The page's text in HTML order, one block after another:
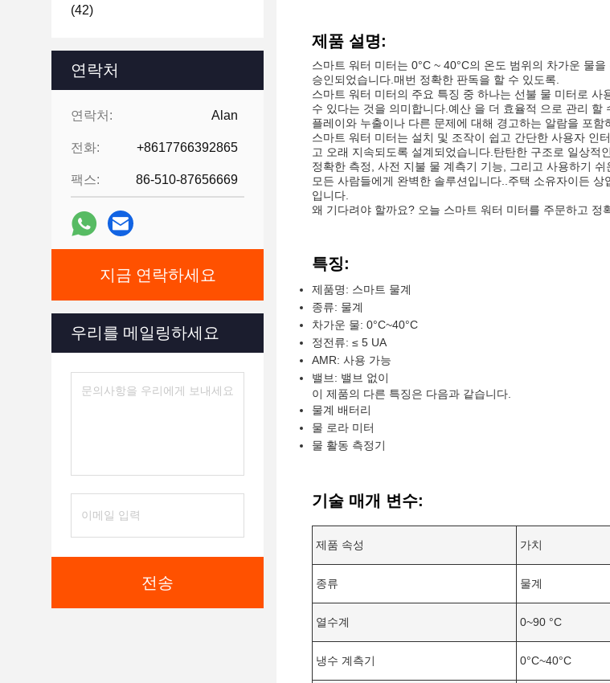
(42)
연락처
연락처: Alan
전화: +8617766392865
팩스: 86-510-87656669
지금 연락하세요
우리를 메일링하세요
전송
제품 설명:
스마트 워터 미터는 0°C ~ 40°C의 온도 범위의 차가운 물
승인되었습니다.매번 정확한 판독을 할 수 있도록.
스마트 워터 미터의 주요 특징 중 하나는 선불 물 미터로
수 있다는 것을 의미합니다.예산 을 더 효율적 으로 관리
플레이와 누출이나 다른 문제에 대해 경고하는 알람을 포함
스마트 워터 미터는 설치 및 조작이 쉽고 간단한 사용자 인
고 오래 지속되도록 설계되었습니다.탄탄한 구조로 일상적
정확한 측정, 사전 지불 물 계측기 기능, 그리고 사용하기
모든 사람들에게 완벽한 솔루션입니다..주택 소유자이든
입니다.
왜 기다려야 할까요? 오늘 스마트 워터 미터를 주문하고
특징:
제품명: 스마트 물계
종류: 물계
차가운 물: 0°C~40°C
정전류: ≤ 5 UA
AMR: 사용 가능
밸브: 밸브 없이
이 제품의 다른 특징은 다음과 같습니다.
물계 배터리
물 로라 미터
물 활동 측정기
기술 매개 변수:
제품 속성 가치
종류 물계
열수계 0~90 °C
냉수 계측기 0°C~40°C